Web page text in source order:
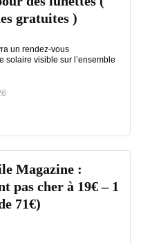
gratuites )
un rendez-vous
solaire visible sur l’ensemble
Magazine :
pas cher à 19€ – 1
71€)